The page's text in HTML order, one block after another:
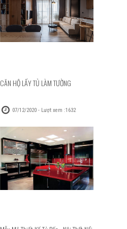
CĂN HỘ LẤY TỦ LÀM TƯỜNG
07/12/2020 - Lượt xem :1632